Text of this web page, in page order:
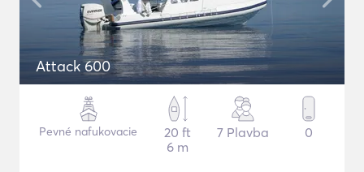
Attack 600
Pevné nafukovacie
20 ft
6 m
7 Plavba 0